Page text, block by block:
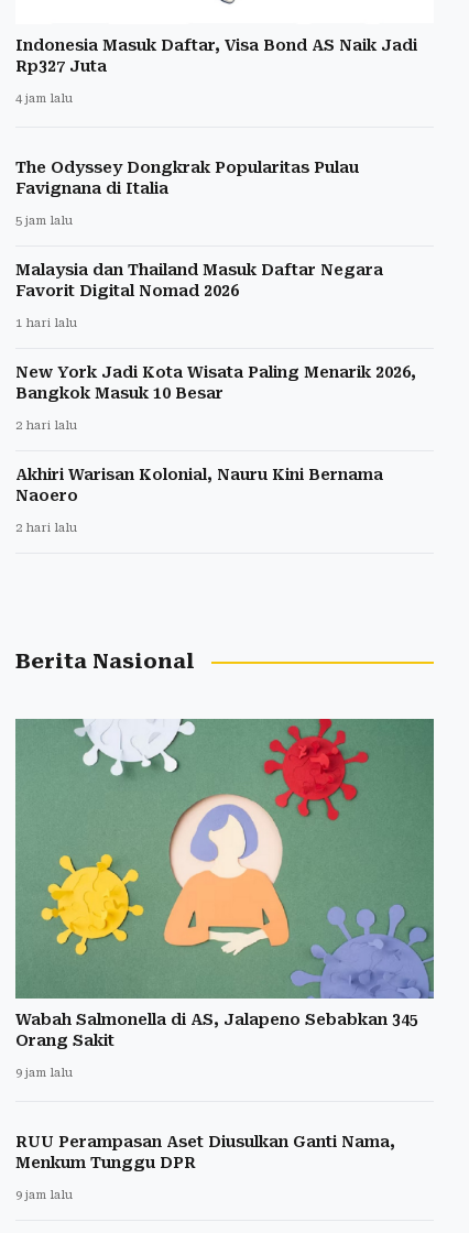
Indonesia Masuk Daftar, Visa Bond AS Naik Jadi
Rp327 Juta
4 jam lalu
The Odyssey Dongkrak Popularitas Pulau
Favignana di Italia
5 jam lalu
Malaysia dan Thailand Masuk Daftar Negara
Favorit Digital Nomad 2026
1 hari lalu
New York Jadi Kota Wisata Paling Menarik 2026,
Bangkok Masuk 10 Besar
2 hari lalu
Akhiri Warisan Kolonial, Nauru Kini Bernama
Naoero
2 hari lalu
Berita Nasional
Wabah Salmonella di AS, Jalapeno Sebabkan 345
Orang Sakit
9 jam lalu
RUU Perampasan Aset Diusulkan Ganti Nama,
Menkum Tunggu DPR
9 jam lalu